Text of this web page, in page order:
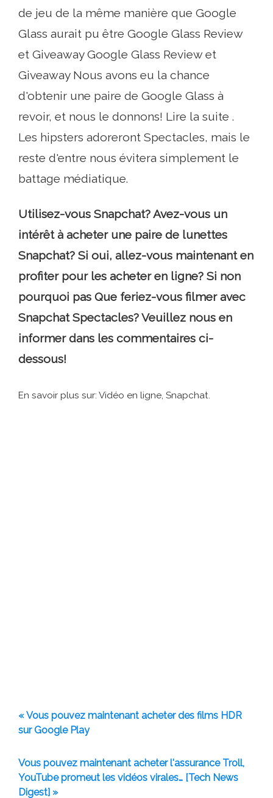
de jeu de la même manière que Google
Glass aurait pu être Google Glass Review
et Giveaway Google Glass Review et
Giveaway Nous avons eu la chance
d'obtenir une paire de Google Glass à
revoir, et nous le donnons! Lire la suite .
Les hipsters adoreront Spectacles, mais le
reste d'entre nous évitera simplement le
battage médiatique.
Utilisez-vous Snapchat? Avez-vous un
intérêt à acheter une paire de lunettes
Snapchat? Si oui, allez-vous maintenant en
profiter pour les acheter en ligne? Si non
pourquoi pas Que feriez-vous filmer avec
Snapchat Spectacles? Veuillez nous en
informer dans les commentaires ci-
dessous!
En savoir plus sur: Vidéo en ligne, Snapchat.
« Vous pouvez maintenant acheter des films HDR
sur Google Play
Vous pouvez maintenant acheter l'assurance Troll,
YouTube promeut les vidéos virales… [Tech News
Digest] »